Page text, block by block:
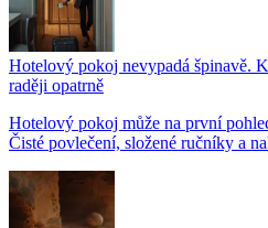
Hotelový pokoj nevypadá špinavě.
raději opatrně
Hotelový pokoj může na první
Čisté povlečení, složené ručníky a